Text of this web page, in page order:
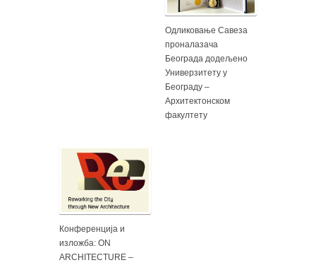
Одликовање Савеза
проналазача
Београда додељено
Универзитету у
Београду –
Архитектонском
факултету
Конференција и
изложба: ON
ARCHITECTURE –